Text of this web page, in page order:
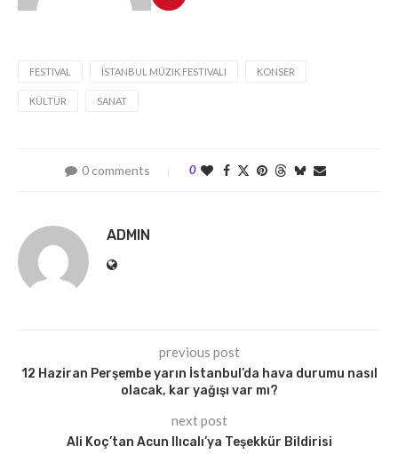
FESTIVAL İSTANBUL MÜZIK FESTIVALI KONSER
KÜLTÜR SANAT
0 comments 0
ADMIN
previous post
12 Haziran Perşembe yarın İstanbul’da hava durumu nasıl
olacak, kar yağışı var mı?
next post
Ali Koç’tan Acun Ilıcalı’ya Teşekkür Bildirisi